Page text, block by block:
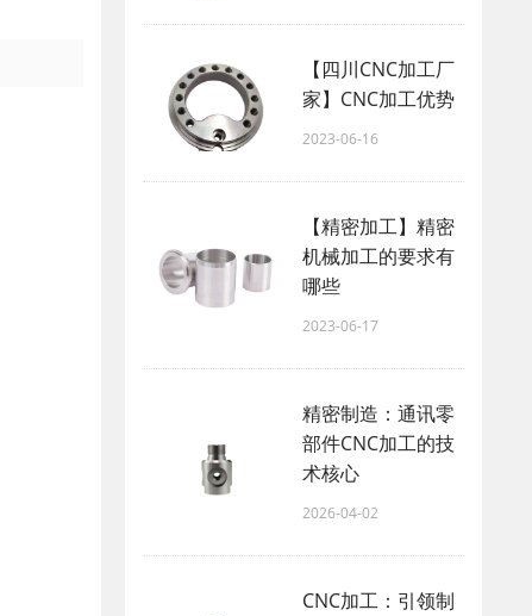
【四川CNC加工厂
家】CNC加工优势
2023-06-16
【精密加工】精密
机械加工的要求有
哪些
2023-06-17
精密制造：通讯零
部件CNC加工的技
术核心
2026-04-02
CNC加工：引领制